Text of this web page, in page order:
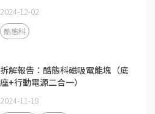
2024-12-02
酷態科
拆解報告：酷態科磁吸電能塊（底
座+行動電源二合一）
2024-11-18